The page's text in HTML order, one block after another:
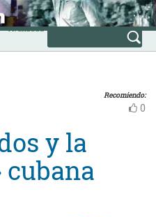
Avanzada
Recomiendo:
0
y la